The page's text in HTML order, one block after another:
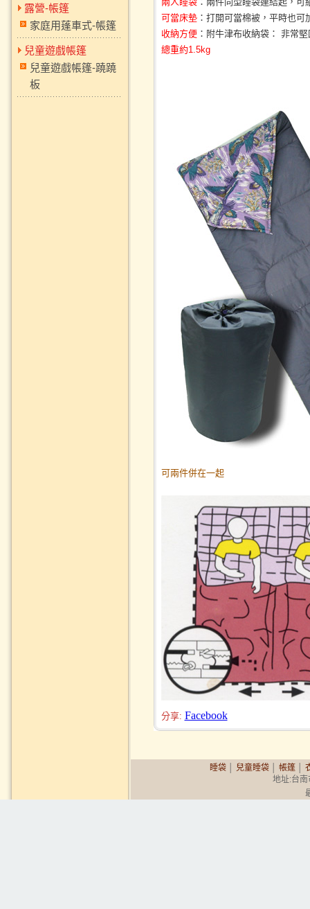
露營-帳篷
家庭用蓬車式-帳篷
兒童遊戲帳篷
兒童遊戲帳篷-蹺蹺
板
可當床墊：打開可當棉被，平時也可
收納方便：附牛津布收納袋： 非常
總重約1.5kg
可兩件併在一起
分享: Facebook
睡袋 兒童睡袋 帳篷
地址:台